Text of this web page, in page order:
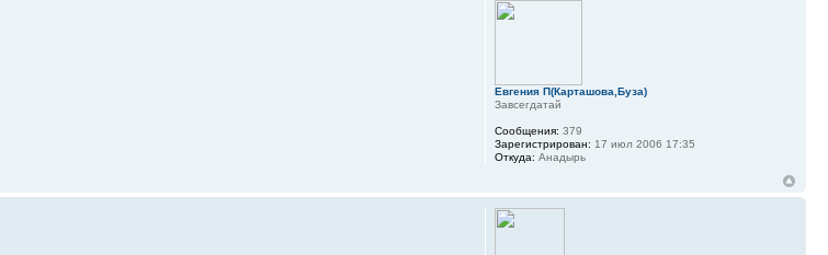
Евгения П(Карташова,Буза)
Завсегдатай
Сообщения: 379
Зарегистрирован: 17 июл 2006 17:35
Откуда: Анадырь